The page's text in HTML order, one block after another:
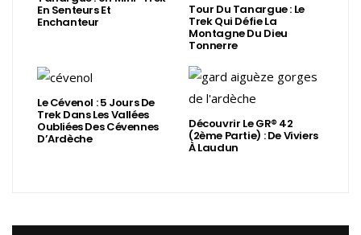
En Senteurs Et
Enchanteur
Tour Du Tanargue : Le
Trek Qui Défie La
Montagne Du Dieu
Tonnerre
Le Cévenol : 5 Jours De
Trek Dans Les Vallées
Oubliées Des Cévennes
D’Ardèche
Découvrir Le GR® 42
(2ème Partie) : De Viviers
À Laudun